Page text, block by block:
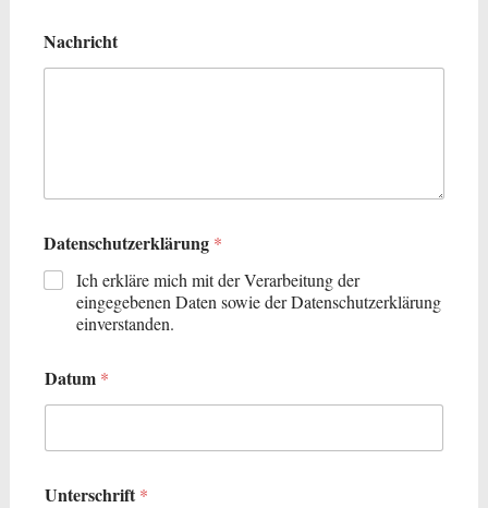
Nachricht
Datenschutzerklärung *
Ich erkläre mich mit der Verarbeitung der
eingegebenen Daten sowie der Datenschutzerklärung
einverstanden.
Datum *
Unterschrift *